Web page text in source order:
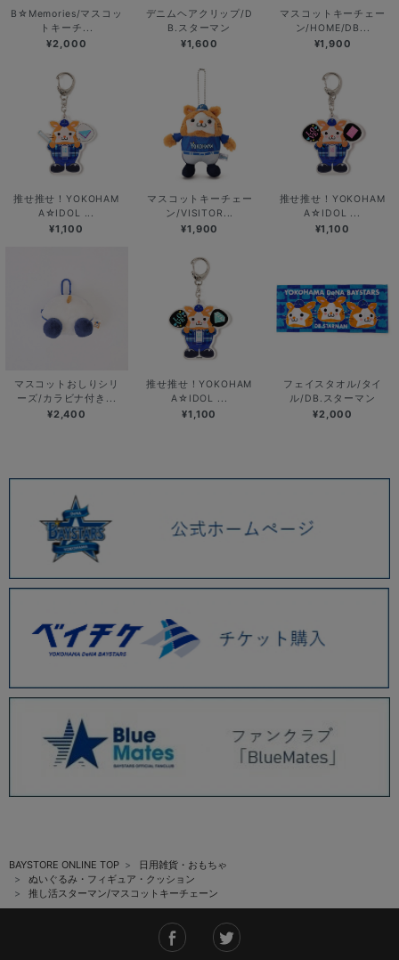
B☆Memories/マスコッ
トキーチ...
¥2,000
デニムヘアクリップ/D
B.スターマン
¥1,600
マスコットキーチェー
ン/HOME/DB...
¥1,900
推せ推せ！YOKOHAM
A☆IDOL ...
¥1,100
マスコットキーチェー
ン/VISITOR...
¥1,900
推せ推せ！YOKOHAM
A☆IDOL ...
¥1,100
マスコットおしりシリ
ーズ/カラビナ付き...
¥2,400
推せ推せ！YOKOHAM
A☆IDOL ...
¥1,100
フェイスタオル/タイ
ル/DB.スターマン
¥2,000
BAYSTORE ONLINE TOP
日用雑貨・おもちゃ
ぬいぐるみ・フィギュア・クッション
推し活スターマン/マスコットキーチェーン